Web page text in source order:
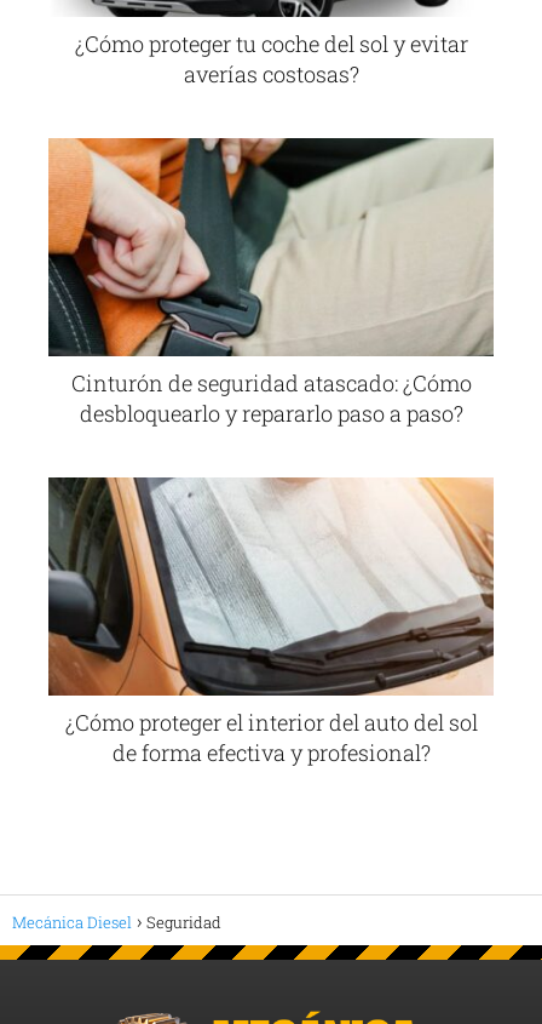
¿Cómo proteger tu coche del sol y evitar
averías costosas?
Cinturón de seguridad atascado: ¿Cómo
desbloquearlo y repararlo paso a paso?
¿Cómo proteger el interior del auto del sol
de forma efectiva y profesional?
Mecánica Diesel Seguridad